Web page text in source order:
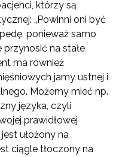
którzy są
„Powinni oni być
ponieważ samo
na stałe
ma również
jamy ustnej i
Możemy mieć np.
języka, czyli
prawidłowej
ułożony na
ciągle tłoczony na